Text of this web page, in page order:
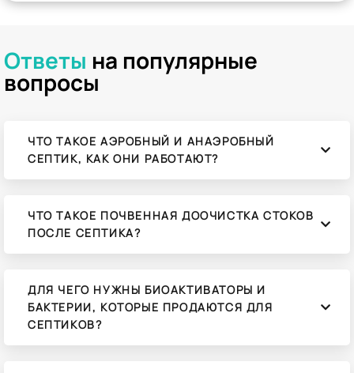
Ответы на популярные
вопросы
ЧТО ТАКОЕ АЭРОБНЫЙ И АНАЭРОБНЫЙ
СЕПТИК, КАК ОНИ РАБОТАЮТ?
ЧТО ТАКОЕ ПОЧВЕННАЯ ДООЧИСТКА СТОКОВ
ПОСЛЕ СЕПТИКА?
ДЛЯ ЧЕГО НУЖНЫ БИОАКТИВАТОРЫ И
БАКТЕРИИ, КОТОРЫЕ ПРОДАЮТСЯ ДЛЯ
СЕПТИКОВ?